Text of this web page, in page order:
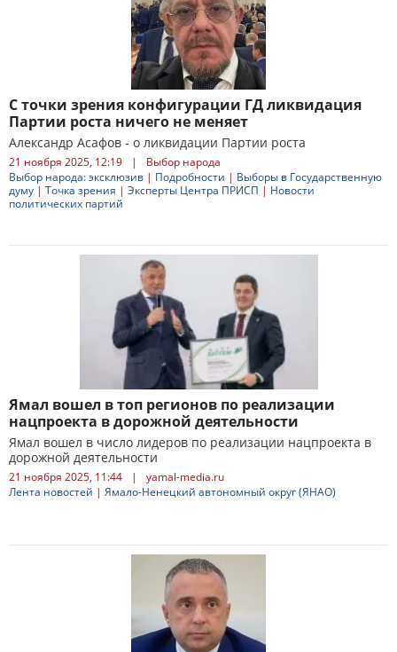
С точки зрения конфигурации ГД ликвидация
Партии роста ничего не меняет
Александр Асафов - о ликвидации Партии роста
21 ноября 2025, 12:19 |
Выбор народа
Выбор народа: эксклюзив | Подробности | Выборы в Государственную
думу | Точка зрения | Эксперты Центра ПРИСП | Новости
политических партий
Ямал вошел в топ регионов по реализации
нацпроекта в дорожной деятельности
Ямал вошел в число лидеров по реализации нацпроекта в
дорожной деятельности
21 ноября 2025, 11:44 |
yamal-media.ru
Лента новостей | Ямало-Ненецкий автономный округ (ЯНАО)